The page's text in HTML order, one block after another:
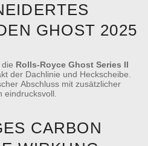
D
GHOST 2025
Rolls-Royce Ghost Series II
der Dachlinie und Heckscheibe.
Abschluss mit zusätzlicher
eindrucksvoll.
CARBON